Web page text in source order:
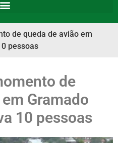
de queda de avião em
pessoas
de
Gramado
10 pessoas